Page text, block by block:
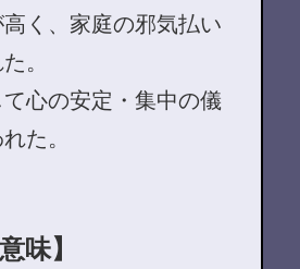
く、家庭の邪気払い
。
心の安定・集中の儀
た。
味】